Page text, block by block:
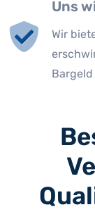
Uns
Wir